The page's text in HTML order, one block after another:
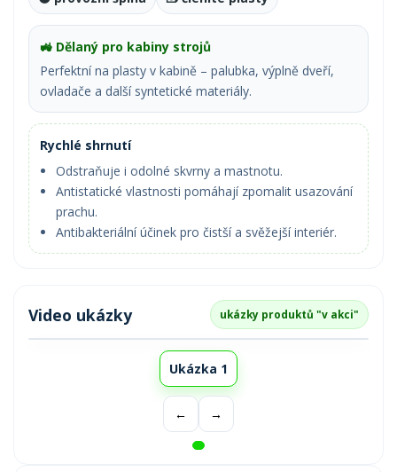
🚜 Dělaný pro kabiny strojů
Perfektní na plasty v kabině – palubka, výplně dveří,
ovladače a další syntetické materiály.
Rychlé shrnutí
Odstraňuje i odolné skvrny a mastnotu.
Antistatické vlastnosti pomáhají zpomalit usazování
prachu.
Antibakteriální účinek pro čistší a svěžejší interiér.
Video ukázky ukázky produktů "v akci"
Ukázka 1
← →